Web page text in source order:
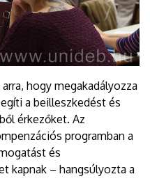
hogy megakadályozza
a beilleszkedést és
érkezőket. Az
programban a
és
kapnak – hangsúlyozta a